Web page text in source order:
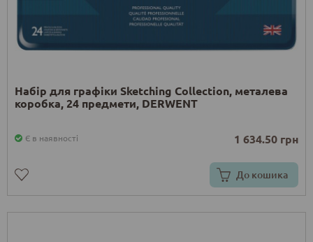
Набір для графіки Sketching Collection, металева
коробка, 24 предмети, DERWENT
Є в наявності 1 634.50 грн
До кошика